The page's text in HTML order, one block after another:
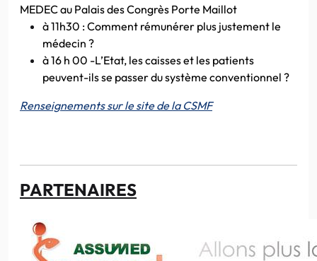
MEDEC au Palais des Congrès Porte Maillot
à 11h30 : Comment rémunérer plus justement le
médecin ?
à 16 h 00 -L’Etat, les caisses et les patients
peuvent-ils se passer du système conventionnel ?
Renseignements sur le site de la CSMF
PARTENAIRES